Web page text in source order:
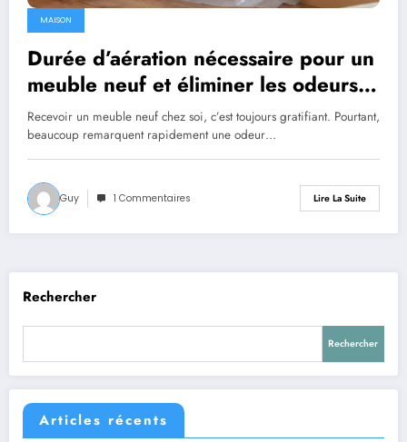
MAISON
Durée d’aération nécessaire pour un
meuble neuf et éliminer les odeurs
efficacement
Recevoir un meuble neuf chez soi, c’est toujours gratifiant. Pourtant,
beaucoup remarquent rapidement une odeur…
Guy 1 Commentaires Lire La Suite
Rechercher
Rechercher
Articles récents